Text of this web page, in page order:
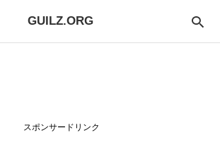
GUILZ.ORG
スポンサードリンク